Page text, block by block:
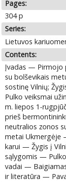
Pages:
304 p
Series:
Lietuvos
Contents:
Įvadas — Pirmojo
su bolševikais
sostinę Vilnių;
Pulko veiksmai
m. liepos 1-
prieš
neutralios zonos
metai Ukmergėje
karui — Žygis į
sąlygomis —
vadai —
ir literatūra —